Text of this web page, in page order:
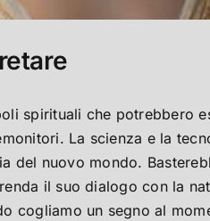
spirituali che potrebbero
La scienza e la
del nuovo mondo.
il suo dialogo con la
cogliamo un segno al